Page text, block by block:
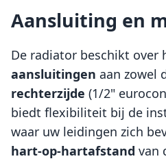
Aansluiting en
De radiator beschikt over
aansluitingen aan zowel
rechterzijde (1/2"
biedt flexibiliteit bij de
waar uw leidingen zich
hart-op-hartafstand van